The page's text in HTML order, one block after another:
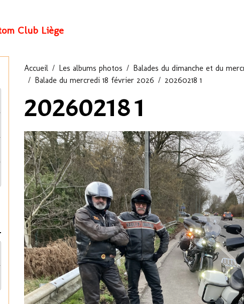
Club Liège
Accueil Les albums photos Balades du dimanche et du
Balade du mercredi 18 février 2026
20260218 1
20260218 1